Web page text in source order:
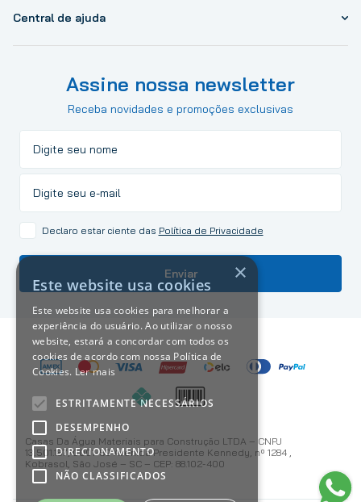
Central de ajuda
Assine nossa newsletter
Receba novidades e promoções exclusivas
Declaro estar ciente das Política de Privacidade
Enviar
Casas Da Água Materiais para Construção LTDA – CNPJ
13.501.187/0001-59 Avenida Presidente Kennedy, nº 1284 ,
Kobrasol, São José – SC – CEP: 88.102-400
×
Este website usa cookies
Este website usa cookies para melhorar a
experiência do usuário. Ao utilizar o nosso
website, estará a concordar com todos os
cookies de acordo com nossa Política de
Cookies. Ler mais
ESTRITAMENTE NECESSÁRIOS
DESEMPENHO
DIRECIONAMENTO
NÃO CLASSIFICADOS